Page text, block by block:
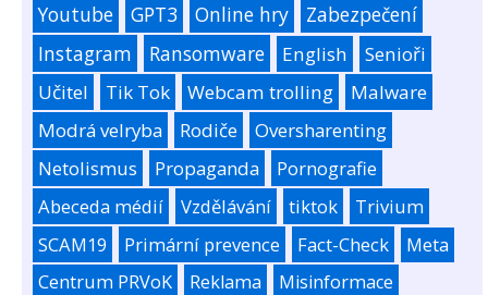
Youtube
GPT3 Online hry
Zabezpečení
Instagram
Ransomware English
Senioři
Učitel
Tik Tok Webcam trolling
Malware
Modrá velryba
Rodiče
Oversharenting
Netolismus
Propaganda
Pornografie
Abeceda médií
Vzdělávání tiktok
Trivium
SCAM19
Primární prevence Fact-Check
Meta
Centrum PRVoK
Reklama
Misinformace